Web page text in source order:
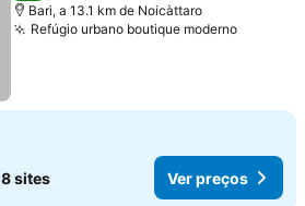
Bari, a 13.1 km de Noicàttaro
Refúgio urbano boutique moderno
8 sites Ver preços